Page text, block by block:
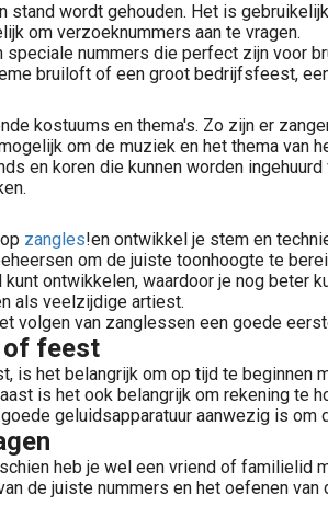
wordt gehouden. Het is
om verzoeknummers aan te vragen.
nummers die perfect zijn voor
bruiloft of een groot bedrijfsfeest,
kostuums en thema's. Zo zijn er
om de muziek en het thema van
en koren die kunnen worden
zangles!en ontwikkel je stem en
om de juiste toonhoogte te
ontwikkelen, waardoor je nog
als veelzijdige artiest.
volgen van zanglessen een goede
of feest
het belangrijk om op tijd te beginnen
is het ook belangrijk om rekening te
geluidsapparatuur aanwezig is om
heb je wel een vriend of familielid
de juiste nummers en het oefenen